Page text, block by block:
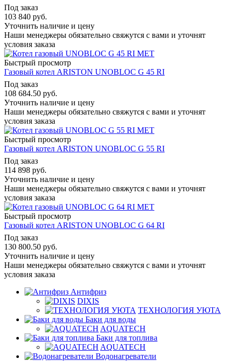
Под заказ
103 840 руб.
Уточнить наличие и цену
Наши менеджеры обязательно свяжутся с вами и уточнят
условия заказа
Быстрый просмотр
Газовый котел ARISTON UNOBLOC G 45 RI
Под заказ
108 684.50 руб.
Уточнить наличие и цену
Наши менеджеры обязательно свяжутся с вами и уточнят
условия заказа
Быстрый просмотр
Газовый котел ARISTON UNOBLOC G 55 RI
Под заказ
114 898 руб.
Уточнить наличие и цену
Наши менеджеры обязательно свяжутся с вами и уточнят
условия заказа
Быстрый просмотр
Газовый котел ARISTON UNOBLOC G 64 RI
Под заказ
130 800.50 руб.
Уточнить наличие и цену
Наши менеджеры обязательно свяжутся с вами и уточнят
условия заказа
Антифриз
DIXIS
ТЕХНОЛОГИЯ УЮТА
Баки для воды
AQUATECH
Баки для топлива
AQUATECH
Водонагреватели